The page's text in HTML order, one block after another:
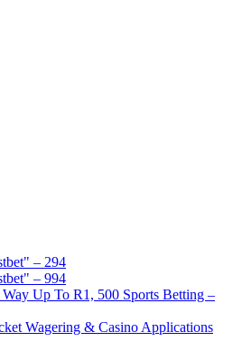
– 294
– 994
Up To R1, 500 Sports Betting –
Wagering & Casino Applications